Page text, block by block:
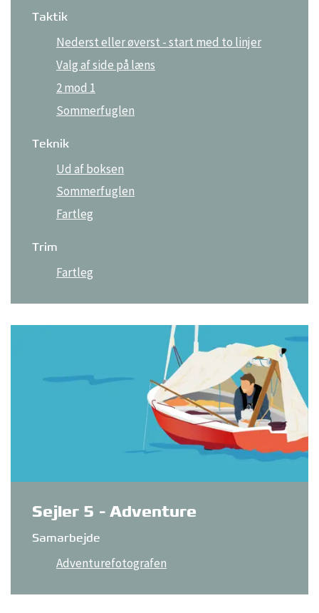
Taktik
Nederst eller øverst - start med to linjer
Valg af side på læns
2 mod 1
Sommerfuglen
Teknik
Ud af boksen
Sommerfuglen
Fartleg
Trim
Fartleg
Sejler 5 - Adventure
Samarbejde
Adventurefotografen